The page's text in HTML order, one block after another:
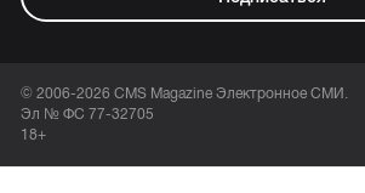
© 2006-2026 CMS Magazine Электронное СМИ.
Эл № ФС 77-32705
18+